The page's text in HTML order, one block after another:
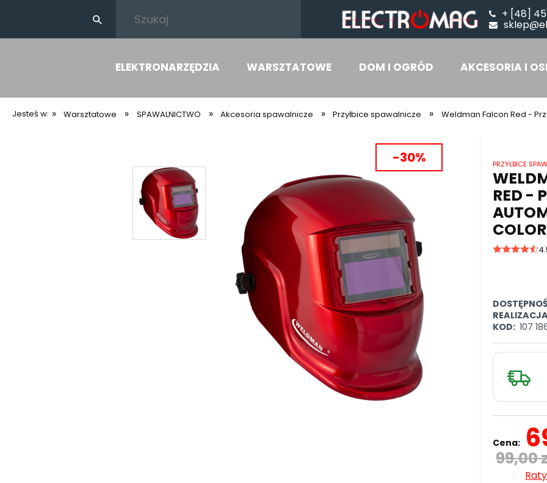
+ [48]
ELEKTRONARZĘDZIA WARSZTATOWE DOM I OGRÓD AKCESORIA I
Jesteś w: » Warsztatowe » SPAWALNICTWO » Akcesoria spawalnicze » Przyłbice spawalnicze » Weldman Falcon Red -
-30% PRZYŁBICE
RED -
COLOR
KOD: 107
Cena:
99,00